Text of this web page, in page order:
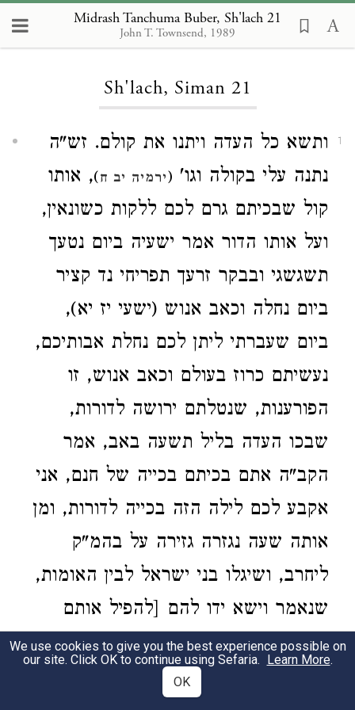
Midrash Tanchuma Buber, Sh'lach 21
John T. Townsend, 1989
Loading...
Sh'lach, Siman 21
1
ותשא כל העדה ויתנו את קולם. זש"ה
נתנה עלי בקולה וגו' (ירמיה יב ח), אותו
קול שבכיתם גרם לכם ללקות כשונאין,
ועל אותו הדור אמר ישעיה ביום נטעך
תשגשגי ובבקר זרעך תפריחי נד קציר
ביום נחלה וכאב אנוש (ישעי יז יא),
ביום שעברתי ליתן לכם נחלת אבותיכם,
נעשיתם כרוז בעולם וכאב אנוש, זו
הפורענות, שנטלתם ירושה לדורות,
שבכו העדה בליל תשעה באב, אמר
הקב"ה אתם בכיתם בכייה של חנם, אני
אקבע לכם לילה הזה בכייה לדורות, ומן
אותה שעה נגזרה גזירה על בהמ"ק
ליחרב, ושיגלו בני ישראל לבין האומות,
שנאמר וישא ידו להם [להפיל אותם
במדבר ולהפיל זרעם בגוים ולזרותם
(תהלים קו כו כז)
We use cookies to give you the best experience possible on
our site. Click OK to continue using Sefaria. Learn More.
OK